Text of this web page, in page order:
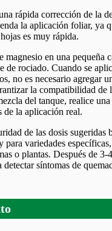
rápida corrección de la
la aplicación foliar, ya
es muy rápida.
magnesio en una pequeña
de rociado. Cuando se
no es necesario agregar
la compatibilidad de
del tanque, realice una
de la aplicación real.
de las dosis sugeridas
para variedades
o plantas. Después de 3-
detectar síntomas de